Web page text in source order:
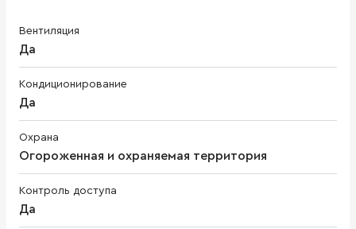
Вентиляция
Да
Кондиционирование
Да
Охрана
Огороженная и охраняемая территория
Контроль доступа
Да